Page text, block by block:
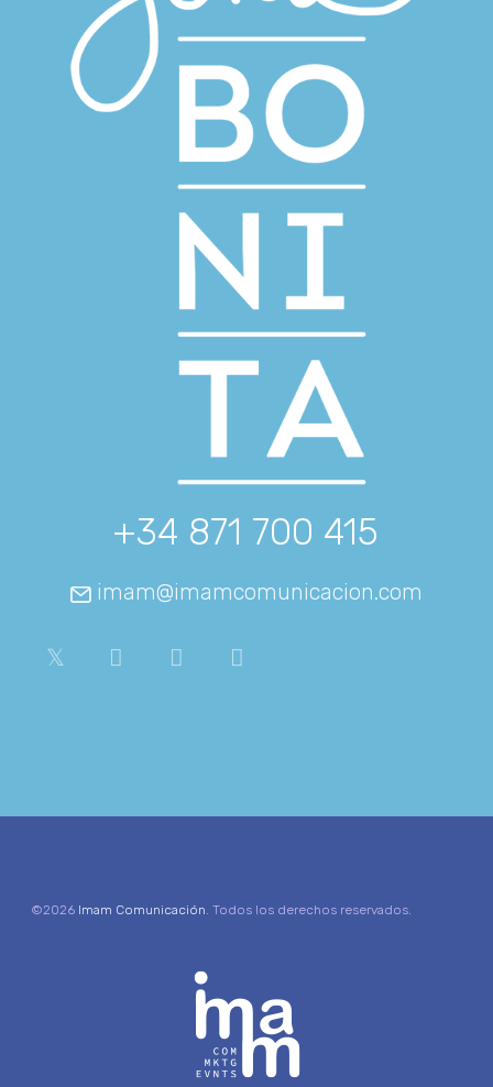
+34 871 700 415
imam@imamcomunicacion.com
©2026 Imam Comunicación. Todos los derechos reservados.